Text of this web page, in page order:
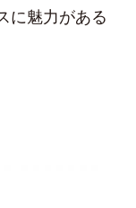
に魅力がある